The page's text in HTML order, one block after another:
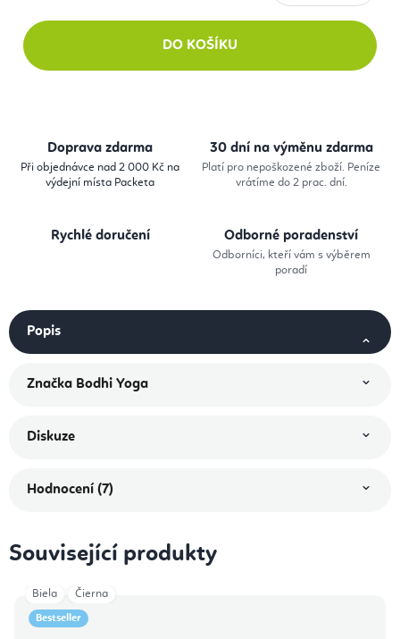
DO KOŠÍKU
Doprava zdarma
Při objednávce nad 2 000 Kč na
výdejní místa Packeta
30 dní na výměnu zdarma
Platí pro nepoškozené zboží. Peníze
vrátíme do 2 prac. dní.
Rychlé doručení Odborné poradenství
Odborníci, kteří vám s výběrem
poradí
Popis
Značka Bodhi Yoga
Diskuze
Hodnocení (7)
Související produkty
Bestseller
Biela Čierna